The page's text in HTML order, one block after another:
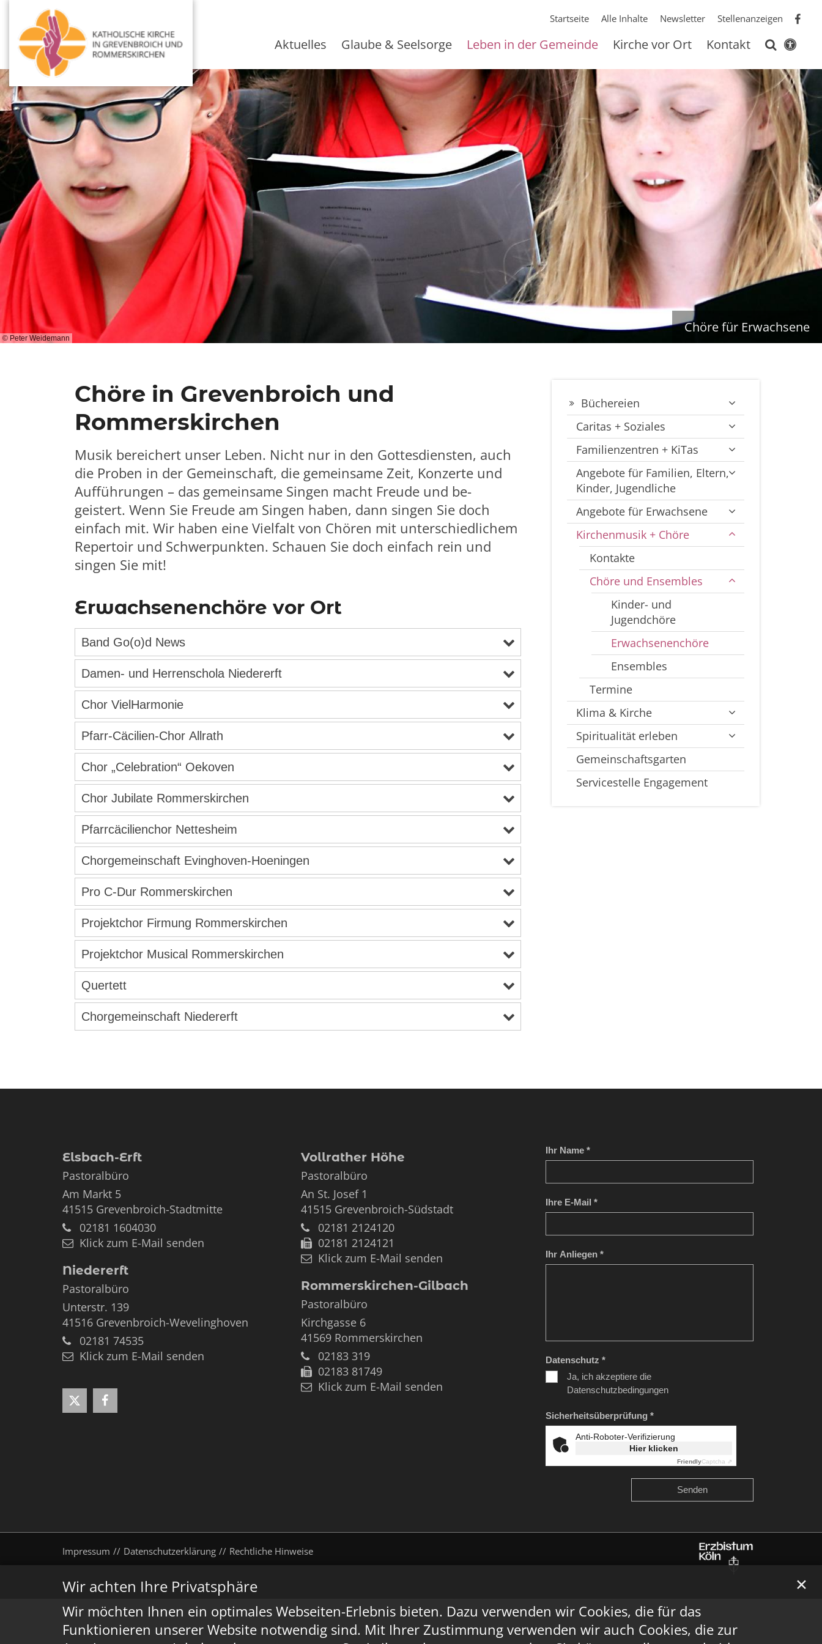
Wir achten Ihre Privatsphäre
Wir möchten Ihnen ein optimales Webseiten-Erlebnis bieten. Dazu verwenden wir Cookies, die für das
Funktionieren unserer Website notwendig sind. Mit Ihrer Zustimmung verwenden wir auch Cookies, die zur
✕
Startseite Alle Inhalte Newsletter Stellenanzeigen
Aktuelles Glaube & Seelsorge Leben in der Gemeinde Kirche vor Ort Kontakt
© Peter Weidemann
Chöre für Erwachsene
Chöre in Grevenbroich und
Rommerskirchen
Musik bereichert unser Leben. Nicht nur in den Gottesdiensten, auch
die Proben in der Gemeinschaft, die gemeinsame Zeit, Konzerte und
Aufführungen – das gemeinsame Singen macht Freude und be-
geistert. Wenn Sie Freude am Singen haben, dann singen Sie doch
einfach mit. Wir haben eine Vielfalt von Chören mit unterschiedlichem
Repertoir und Schwerpunkten. Schauen Sie doch einfach rein und
singen Sie mit!
Erwachsenenchöre vor Ort
Band Go(o)d News
Damen- und Herrenschola Niedererft
Chor VielHarmonie
Pfarr-Cäcilien-Chor Allrath
Chor „Celebration“ Oekoven
Chor Jubilate Rommerskirchen
Pfarrcäcilienchor Nettesheim
Chorgemeinschaft Evinghoven-Hoeningen
Pro C-Dur Rommerskirchen
Projektchor Firmung Rommerskirchen
Projektchor Musical Rommerskirchen
Quertett
Chorgemeinschaft Niedererft
Büchereien
Caritas + Soziales
Familienzentren + KiTas
Angebote für Familien, Eltern,
Kinder, Jugendliche
Angebote für Erwachsene
Kirchenmusik + Chöre
Kontakte
Chöre und Ensembles
Kinder- und
Jugendchöre
Erwachsenenchöre
Ensembles
Termine
Klima & Kirche
Spiritualität erleben
Gemeinschaftsgarten
Servicestelle Engagement
Elsbach-Erft
Pastoralbüro
Am Markt 5
41515 Grevenbroich-Stadtmitte
02181 1604030
Klick zum E-Mail senden
Niedererft
Pastoralbüro
Unterstr. 139
41516 Grevenbroich-Wevelinghoven
02181 74535
Klick zum E-Mail senden
Vollrather Höhe
Pastoralbüro
An St. Josef 1
41515 Grevenbroich-Südstadt
02181 2124120
02181 2124121
Klick zum E-Mail senden
Rommerskirchen-Gilbach
Pastoralbüro
Kirchgasse 6
41569 Rommerskirchen
02183 319
02183 81749
Klick zum E-Mail senden
Ihr Name *
Ihre E-Mail *
Ihr Anliegen *
Datenschutz *
Ja, ich akzeptiere die
Datenschutzbedingungen
Sicherheitsüberprüfung *
Anti-Roboter-Verifizierung
Hier klicken
FriendlyCaptcha ⇗
Impressum Datenschutzerklärung Rechtliche Hinweise